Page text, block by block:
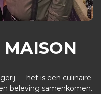
— het is een culinaire
beleving samenkomen.